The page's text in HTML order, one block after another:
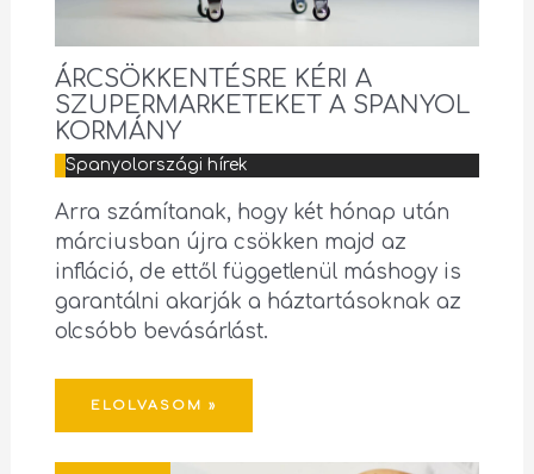
ÁRCSÖKKENTÉSRE KÉRI A
SZUPERMARKETEKET A SPANYOL
KORMÁNY
Spanyolországi hírek
Arra számítanak, hogy két hónap után
márciusban újra csökken majd az
infláció, de ettől függetlenül máshogy is
garantálni akarják a háztartásoknak az
olcsóbb bevásárlást.
ELOLVASOM »